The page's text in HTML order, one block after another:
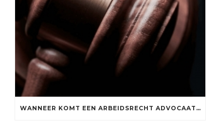
WANNEER KOMT EEN ARBEIDSRECHT ADVOCAAT ROTTERDAM VAN PAS?